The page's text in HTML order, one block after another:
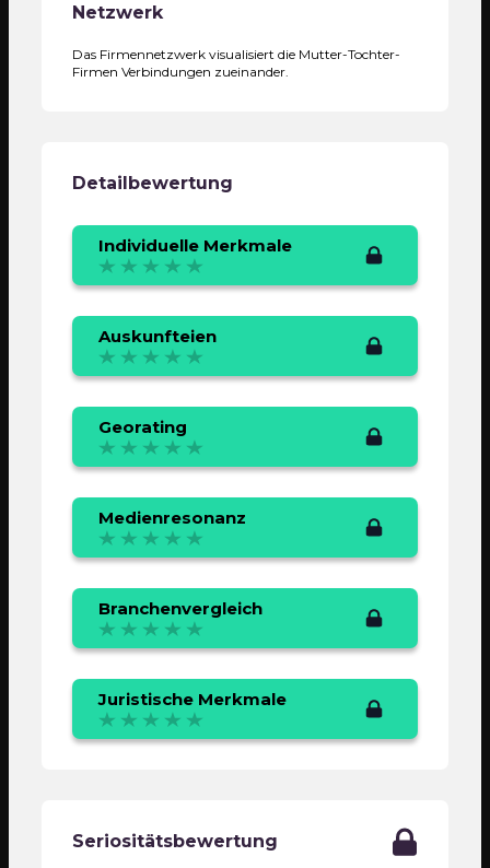
Netzwerk
Das Firmennetzwerk visualisiert die Mutter-Tochter-
Firmen Verbindungen zueinander.
Detailbewertung
Individuelle Merkmale
Auskunfteien
Georating
Medienresonanz
Branchenvergleich
Juristische Merkmale
Seriositätsbewertung